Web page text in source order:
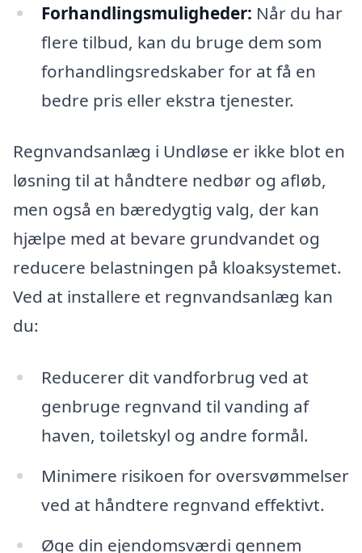
Forhandlingsmuligheder: Når du har
flere tilbud, kan du bruge dem som
forhandlingsredskaber for at få en
bedre pris eller ekstra tjenester.
Regnvandsanlæg i Undløse er ikke blot en
løsning til at håndtere nedbør og afløb,
men også en bæredygtig valg, der kan
hjælpe med at bevare grundvandet og
reducere belastningen på kloaksystemet.
Ved at installere et regnvandsanlæg kan
du:
Reducerer dit vandforbrug ved at
genbruge regnvand til vanding af
haven, toiletskyl og andre formål.
Minimere risikoen for oversvømmelser
ved at håndtere regnvand effektivt.
Øge din ejendomsværdi gennem